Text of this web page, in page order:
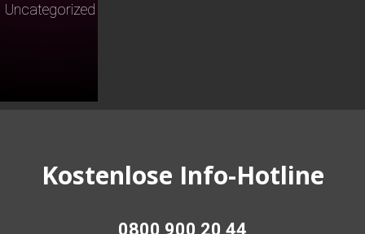
Uncategorized
Kostenlose Info-Hotline
0800 900 20 44